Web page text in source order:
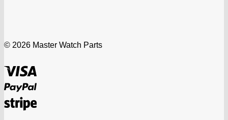
© 2026 Master Watch Parts
PayPal
Stripe